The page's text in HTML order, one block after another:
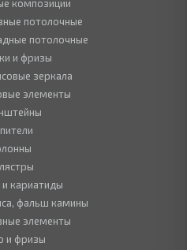
композиции
потолочные
потолочные
и фризы
зеркала
элементы
кариатиды
фальш камины
элементы
и фризы